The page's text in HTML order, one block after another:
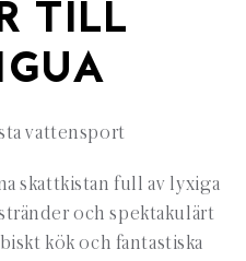
TILL
vattensport
skattkistan full av lyxiga
och spektakulärt
kök och fantastiska